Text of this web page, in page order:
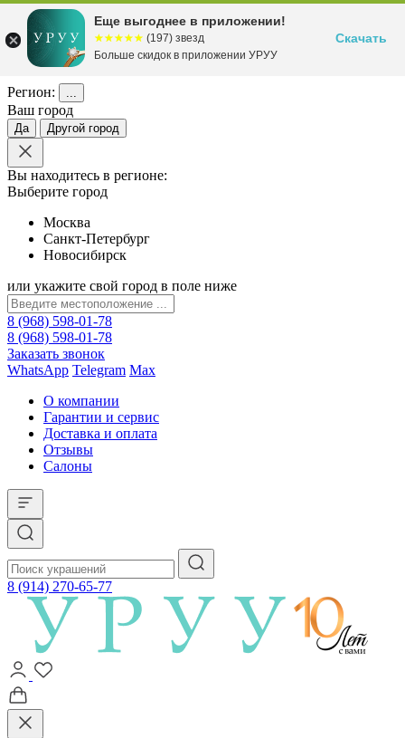
Регион: ...
Ваш город
Да Другой город
Вы находитесь в регионе:
Выберите город
Москва
Санкт-Петербург
Новосибирск
или укажите свой город в поле ниже
8 (968) 598-01-78
8 (968) 598-01-78
Заказать звонок
WhatsApp Telegram Max
О компании
Гарантии и сервис
Доставка и оплата
Отзывы
Салоны
8 (914) 270-65-77
Еще выгоднее в приложении!
☆☆☆☆☆
★★★★★ (197) звезд
Больше скидок в приложении УРУУ
Скачать